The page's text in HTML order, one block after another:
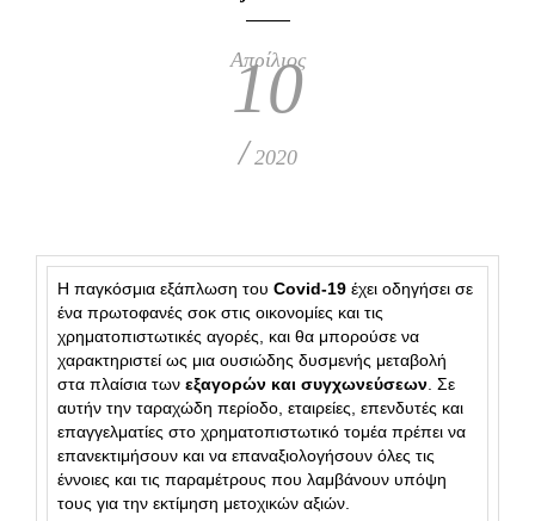
Απρίλιος
10
/2020
Η παγκόσμια εξάπλωση του Covid-19 έχει οδηγήσει σε
ένα πρωτοφανές σοκ στις οικονομίες και τις
χρηματοπιστωτικές αγορές, και θα μπορούσε να
χαρακτηριστεί ως μια ουσιώδης δυσμενής μεταβολή
στα πλαίσια των εξαγορών και συγχωνεύσεων . Σε
αυτήν την ταραχώδη περίοδο, εταιρείες, επενδυτές και
επαγγελματίες στο χρηματοπιστωτικό τομέα πρέπει να
επανεκτιμήσουν και να επαναξιολογήσουν όλες τις
έννοιες και τις παραμέτρους που λαμβάνουν υπόψη
τους για την εκτίμηση μετοχικών αξιών.